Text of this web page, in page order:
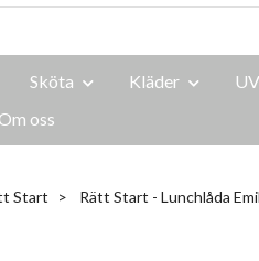
Sköta Kläder
Om oss
Start Rätt Start - Lunchlåda